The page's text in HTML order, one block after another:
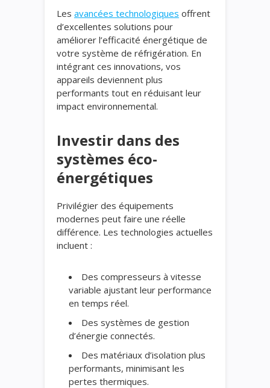
Les avancées technologiques offrent
d’excellentes solutions pour
améliorer l’efficacité énergétique de
votre système de réfrigération. En
intégrant ces innovations, vos
appareils deviennent plus
performants tout en réduisant leur
impact environnemental.
Investir dans des
systèmes éco-
énergétiques
Privilégier des équipements
modernes peut faire une réelle
différence. Les technologies actuelles
incluent :
Des compresseurs à vitesse
variable ajustant leur performance
en temps réel.
Des systèmes de gestion
d’énergie connectés.
Des matériaux d’isolation plus
performants, minimisant les
pertes thermiques.